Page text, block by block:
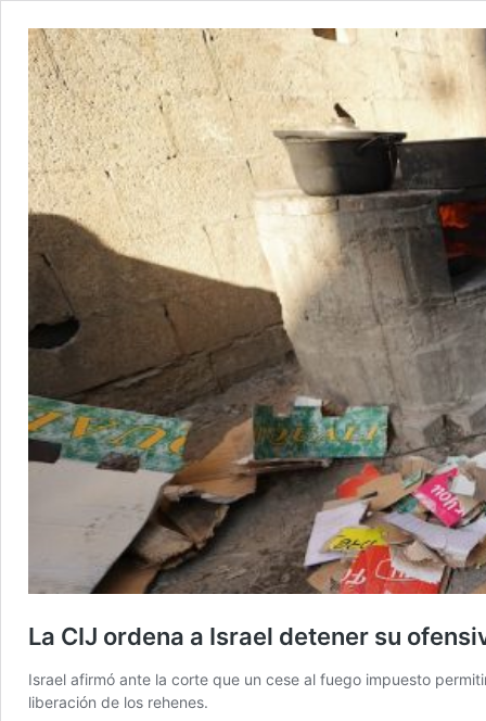
La CIJ ordena a Israel detener su
Israel afirmó ante la corte que un cese al fuego impuesto
liberación de los rehenes.